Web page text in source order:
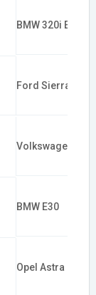
BMW 320i E36
Ford Sierra RS
Volkswagen Golf
BMW E30
Opel Astra GSi